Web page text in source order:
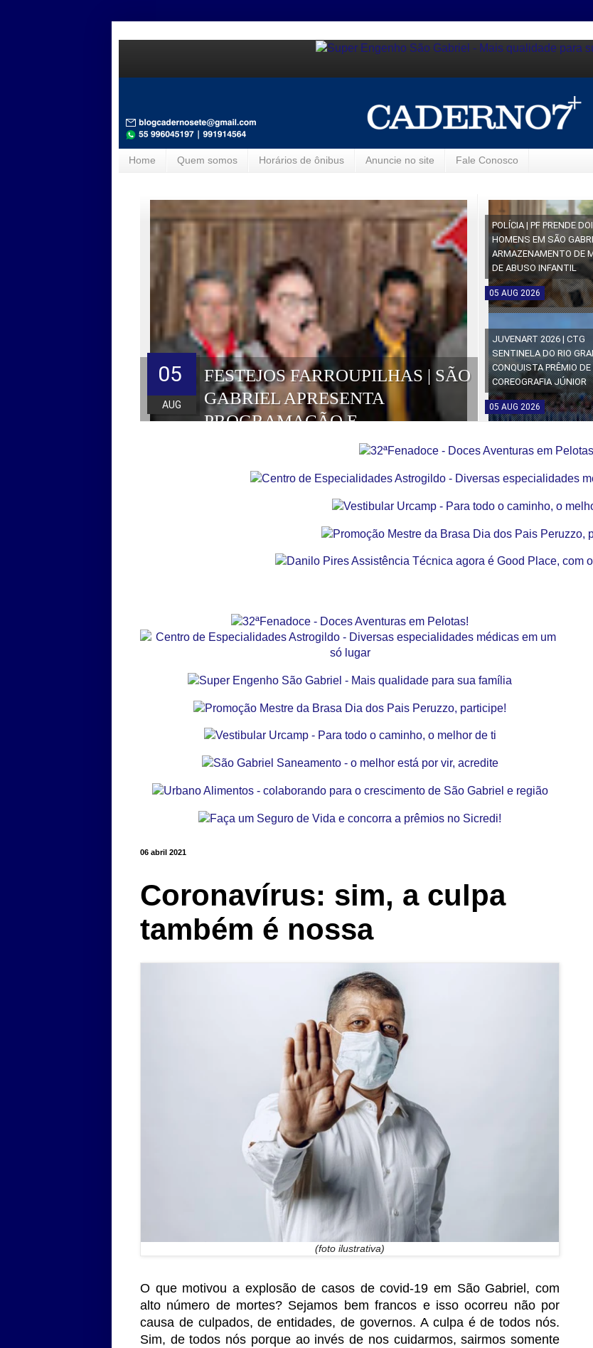
Home Quem somos Horários de ônibus Anuncie no site Fale Conosco
FESTEJOS FARROUPILHAS | SÃO
GABRIEL APRESENTA
PROGRAMAÇÃO E
HOMENAGEADOS DA EDIÇÃO
DE 2026
05
AUG
POLÍCIA | PF PRENDE
HOMENS EM SÃO
ARMAZENAMENTO DE
DE ABUSO INFANTIL
05 AUG 2026
JUVENART 2026 | CTG
SENTINELA DO RIO
CONQUISTA PRÊMIO DE
COREOGRAFIA JÚNIOR
05 AUG 2026
06 abril 2021
Coronavírus: sim, a culpa
também é nossa
(foto ilustrativa)
O que motivou a explosão de casos de covid-19 em São Gabriel, com
alto número de mortes? Sejamos bem francos e isso ocorreu não por
causa de culpados, de entidades, de governos. A culpa é de todos nós.
Sim, de todos nós porque ao invés de nos cuidarmos, sairmos somente